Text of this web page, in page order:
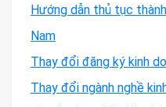
Hướng dẫn thủ tục
Nam
Thay đổi đăng ký kinh
Thay đổi ngành nghề